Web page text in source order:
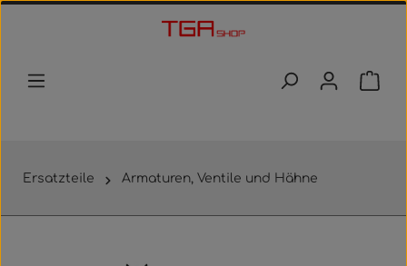
Zum Hauptinhalt springen
Ersatzteile Armaturen, Ventile und Hähne